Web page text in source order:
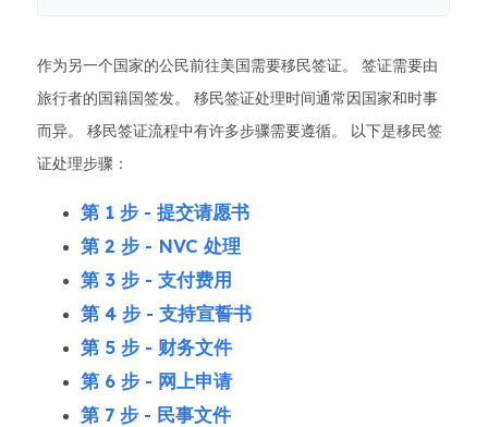
作为另一个国家的公民前往美国需要移民签证。 签证需要由
旅行者的国籍国签发。 移民签证处理时间通常因国家和时事
而异。 移民签证流程中有许多步骤需要遵循。 以下是移民签
证处理步骤：
第 1 步 - 提交请愿书
第 2 步 - NVC 处理
第 3 步 - 支付费用
第 4 步 - 支持宣誓书
第 5 步 - 财务文件
第 6 步 - 网上申请
第 7 步 - 民事文件